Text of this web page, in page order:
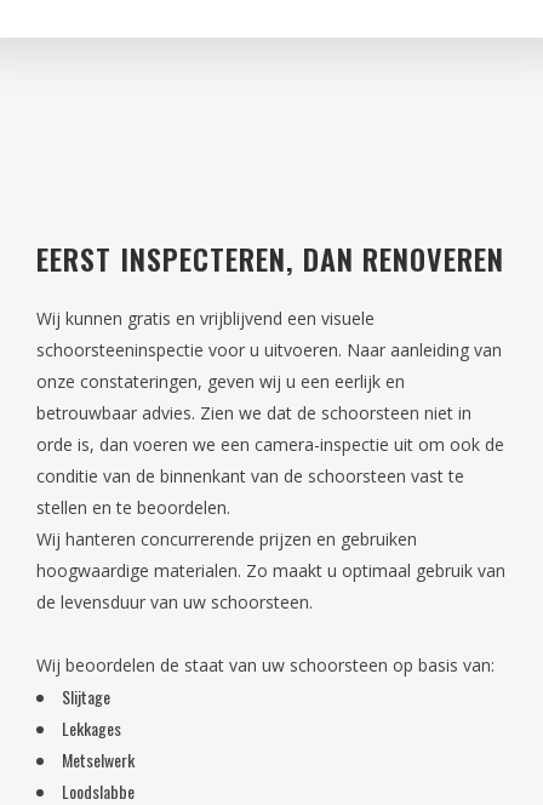
EERST INSPECTEREN, DAN RENOVEREN
Wij kunnen gratis en vrijblijvend een visuele
schoorsteeninspectie voor u uitvoeren. Naar aanleiding van
onze constateringen, geven wij u een eerlijk en
betrouwbaar advies. Zien we dat de schoorsteen niet in
orde is, dan voeren we een camera-inspectie uit om ook de
conditie van de binnenkant van de schoorsteen vast te
stellen en te beoordelen.
Wij hanteren concurrerende prijzen en gebruiken
hoogwaardige materialen. Zo maakt u optimaal gebruik van
de levensduur van uw schoorsteen.
Wij beoordelen de staat van uw schoorsteen op basis van:
Slijtage
Lekkages
Metselwerk
Loodslabbe